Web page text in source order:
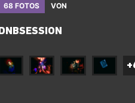
68 FOTOS VON
DNBSESSION